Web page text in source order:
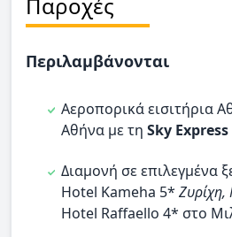
Περιλαμβάνονται
Αεροπορικά εισιτήρια
Αθήνα με τη Sky Express
Διαμονή σε επιλεγμένα
Hotel Kameha 5*
Hotel Raffaello 4* στο